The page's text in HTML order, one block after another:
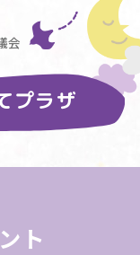
会
プラザ
ト